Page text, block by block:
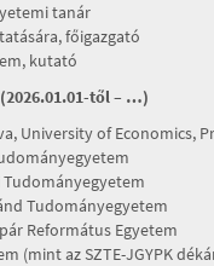
tanár
főigazgató
kutató
(2026.01.01-től – …)
University of Economics,
Tudományegyetem
Tudományegyetem
Református Egyetem
(mint az SZTE-JGYPK